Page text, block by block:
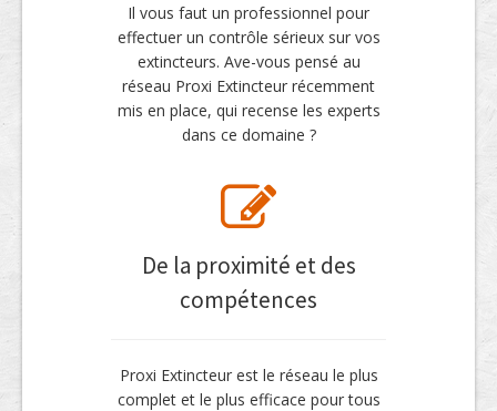
Il vous faut un professionnel pour
effectuer un contrôle sérieux sur vos
extincteurs. Ave-vous pensé au
réseau Proxi Extincteur récemment
mis en place, qui recense les experts
dans ce domaine ?
De la proximité et des
compétences
Proxi Extincteur est le réseau le plus
complet et le plus efficace pour tous